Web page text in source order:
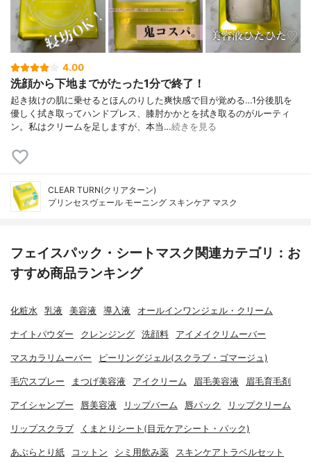
4.00
洗顔から下地までがたった1分で終了！
起き抜けの肌に乗せるとほんのりした爽快感で目が覚める…1分後肌を
優しく拭き取ってハンドプレス、膝肘かかとを拭き取るのがルーティ
ン。私はクリームを足しますが、本当…続きを見る
CLEAR TURN(クリアターン)
プリンセスヴェール モーニング スキンケア マスク
フェイスパック・シートマスク関連カテゴリ：お
すすめ商品ランキング
化粧水 乳液 美容液 導入液 オールインワンジェル・クリーム
ナイトパウダー クレンジング 洗顔料 アイメイクリムーバー
マスカラリムーバー ピーリングジェル(スクラブ・ゴマージュ)
毛穴スプレー まつげ美容液 アイクリーム 眉毛美容液 眉毛育毛剤
アイシャンプー 唇美容液 リップバーム 唇パック リップクリーム
リップスクラブ くまとりシート(目元ケアシート・パック)
あぶらとり紙 コットン シミ用飲み薬 スキンケアトラベルセット